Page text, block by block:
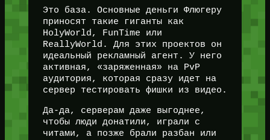
Это база. Основные деньги Флюгеру
приносят такие гиганты как
HolyWorld, FunTime или
ReallyWorld. Для этих проектов он
идеальный рекламный агент. У него
активная, «заряженная» на PvP
аудитория, которая сразу идет на
сервер тестировать фишки из видео.
Да-да, серверам даже выгоднее,
чтобы люди донатили, играли с
читами, а позже брали разбан или